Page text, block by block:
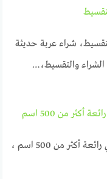
شراء عربة حديثة
والتقسيط،…
من 500 اسم
أسماء اولاد جديدة ولها معاني رائعة أكثر من 500 اسم ،